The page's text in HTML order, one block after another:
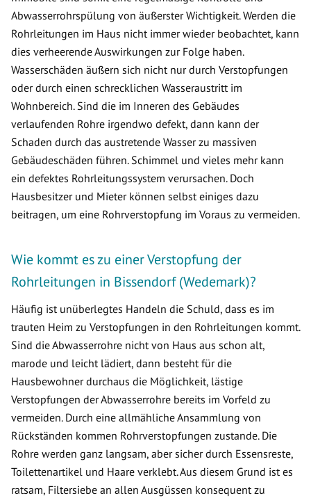
Abwasserrohrspülung von äußerster Wichtigkeit. Werden die
Rohrleitungen im Haus nicht immer wieder beobachtet, kann
dies verheerende Auswirkungen zur Folge haben.
Wasserschäden äußern sich nicht nur durch Verstopfungen
oder durch einen schrecklichen Wasseraustritt im
Wohnbereich. Sind die im Inneren des Gebäudes
verlaufenden Rohre irgendwo defekt, dann kann der
Schaden durch das austretende Wasser zu massiven
Gebäudeschäden führen. Schimmel und vieles mehr kann
ein defektes Rohrleitungssystem verursachen. Doch
Hausbesitzer und Mieter können selbst einiges dazu
beitragen, um eine Rohrverstopfung im Voraus zu vermeiden.
Wie kommt es zu einer Verstopfung der
Rohrleitungen in Bissendorf (Wedemark)?
Häufig ist unüberlegtes Handeln die Schuld, dass es im
trauten Heim zu Verstopfungen in den Rohrleitungen kommt.
Sind die Abwasserrohre nicht von Haus aus schon alt,
marode und leicht lädiert, dann besteht für die
Hausbewohner durchaus die Möglichkeit, lästige
Verstopfungen der Abwasserrohre bereits im Vorfeld zu
vermeiden. Durch eine allmähliche Ansammlung von
Rückständen kommen Rohrverstopfungen zustande. Die
Rohre werden ganz langsam, aber sicher durch Essensreste,
Toilettenartikel und Haare verklebt. Aus diesem Grund ist es
ratsam, Filtersiebe an allen Ausgüssen konsequent zu